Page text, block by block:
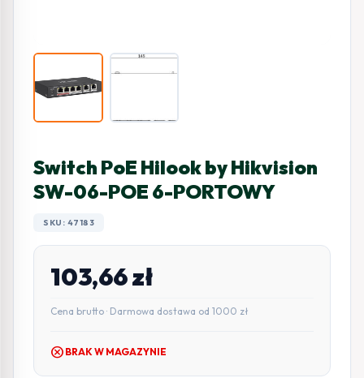
Switch PoE Hilook by Hikvision
SW-06-POE 6-PORTOWY
SKU: 47183
103,66zł
Cena brutto · Darmowa dostawa od 1000 zł
cancel BRAK W MAGAZYNIE